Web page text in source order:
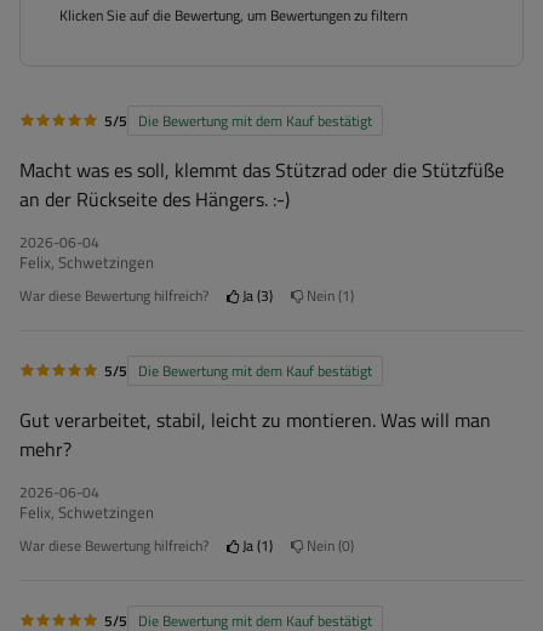
Klicken Sie auf die Bewertung, um Bewertungen zu filtern
5/5 Die Bewertung mit dem Kauf bestätigt
Macht was es soll, klemmt das Stützrad oder die Stützfüße
an der Rückseite des Hängers. :-)
2026-06-04
Felix, Schwetzingen
War diese Bewertung hilfreich? Ja 3 Nein 1
5/5 Die Bewertung mit dem Kauf bestätigt
Gut verarbeitet, stabil, leicht zu montieren. Was will man
mehr?
2026-06-04
Felix, Schwetzingen
War diese Bewertung hilfreich? Ja 1 Nein 0
5/5 Die Bewertung mit dem Kauf bestätigt